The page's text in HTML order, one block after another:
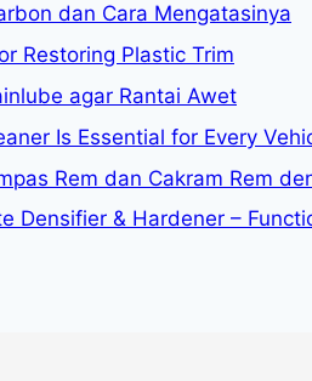
dan Cara Mengatasinya
Restoring Plastic Trim
agar Rantai Awet
Is Essential for Every
Rem dan Cakram Rem
Densifier & Hardener –